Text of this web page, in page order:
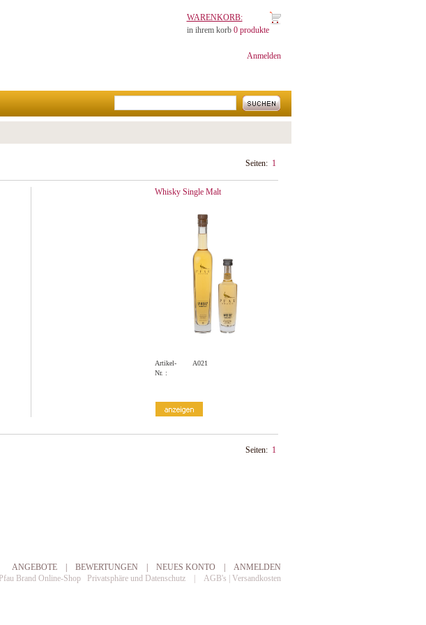
WARENKORB:
in ihrem korb 0 produkte
Anmelden
Seiten: 1
Whisky Single Malt
Artikel-
Nr. :
A021
Seiten: 1
ANGEBOTE BEWERTUNGEN NEUES KONTO| ANMELDEN
Pfau Brand Online-Shop Privatsphäre und Datenschutz| AGB's | Versandkosten